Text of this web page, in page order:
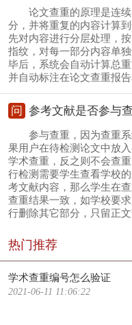
论文查重的原理是连
分，并将重复的内容计算
先对内容进行分层处理，
指纹，对每一部分内容单
毕后，系统会自动计算总
并自动标注在论文查重报告
问 参考文献是否参与
参与查重，因为查重
果用户在待检测论文中放
学术查重，反之则不会查
行检测需要学生查看学校
考文献内容，那么学生在
查重结果一致，如学校要
行删除其它部分，只留正文
热门推荐
学术查重编号怎么验证
2021-06-11 11:06:22